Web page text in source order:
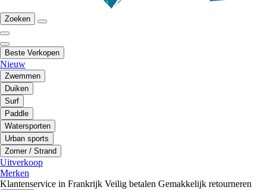
Zoeken
Beste Verkopen
Nieuw
Zwemmen
Duiken
Surf
Paddle
Watersporten
Urban sports
Zomer / Strand
Uitverkoop
Merken
Klantenservice in Frankrijk Veilig betalen Gemakkelijk retourneren